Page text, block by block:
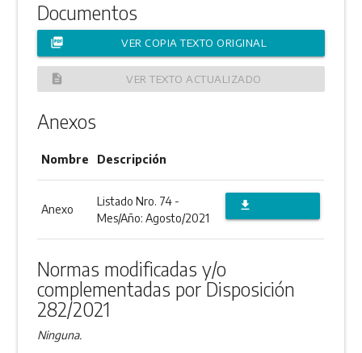
Documentos
picture_as_pdf VER COPIA TEXTO ORIGINAL
description VER TEXTO ACTUALIZADO
Anexos
Nombre Descripción
Anexo
Listado Nro. 74 -
Mes/Año: Agosto/2021
file_download
Normas modificadas y/o
complementadas por Disposición
282/2021
Ninguna.